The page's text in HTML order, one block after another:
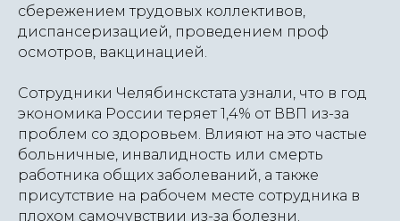
сбережением трудовых коллективов,
диспансеризацией, проведением проф
осмотров, вакцинацией.
Сотрудники Челябинскстата узнали, что в год
экономика России теряет 1,4% от ВВП из-за
проблем со здоровьем. Влияют на это частые
больничные, инвалидность или смерть
работника общих заболеваний, а также
присутствие на рабочем месте сотрудника в
плохом самочувствии из-за болезни.